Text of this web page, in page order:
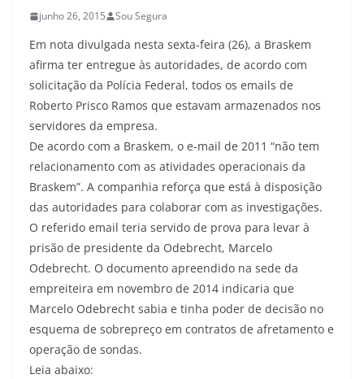
junho 26, 2015 Sou Segura
Em nota divulgada nesta sexta-feira (26), a Braskem
afirma ter entregue às autoridades, de acordo com
solicitação da Polícia Federal, todos os emails de
Roberto Prisco Ramos que estavam armazenados nos
servidores da empresa.
De acordo com a Braskem, o e-mail de 2011 “não tem
relacionamento com as atividades operacionais da
Braskem”. A companhia reforça que está à disposição
das autoridades para colaborar com as investigações.
O referido email teria servido de prova para levar à
prisão de presidente da Odebrecht, Marcelo
Odebrecht. O documento apreendido na sede da
empreiteira em novembro de 2014 indicaria que
Marcelo Odebrecht sabia e tinha poder de decisão no
esquema de sobrepreço em contratos de afretamento e
operação de sondas.
Leia abaixo: